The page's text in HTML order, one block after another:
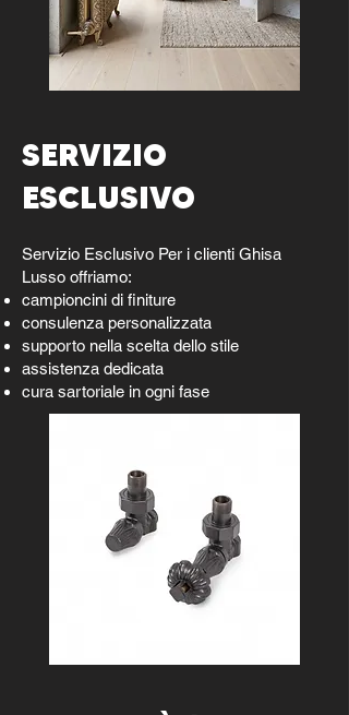
SERVIZIO
ESCLUSIVO
Servizio Esclusivo Per i clienti Ghisa
Lusso offriamo:
campioncini di finiture
consulenza personalizzata
supporto nella scelta dello stile
assistenza dedicata
cura sartoriale in ogni fase